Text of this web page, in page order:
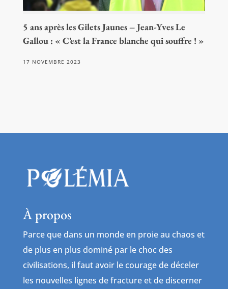
5 ans après les Gilets Jaunes – Jean-Yves Le
Gallou : « C’est la France blanche qui souffre ! »
17 NOVEMBRE 2023
À propos
Parce que dans un monde en proie au chaos et
de plus en plus dominé par le choc des
civilisations, il faut avoir le courage de déceler
les nouvelles lignes de fracture et de discerner